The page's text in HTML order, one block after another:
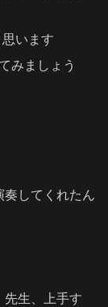
います
みましょう
奏してくれたん
先生、上手す